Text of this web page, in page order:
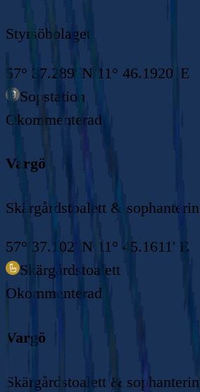
Styrsöbolaget
57° 37.289' N 11° 46.1920' E
Sopstation
Okommenterad
Vargö
Skärgårdstoalett &
57° 37.102' N 11° 45.1611' E
Skärgårdstoalett
Okommenterad
Vargö
Skärgårdstoalett &